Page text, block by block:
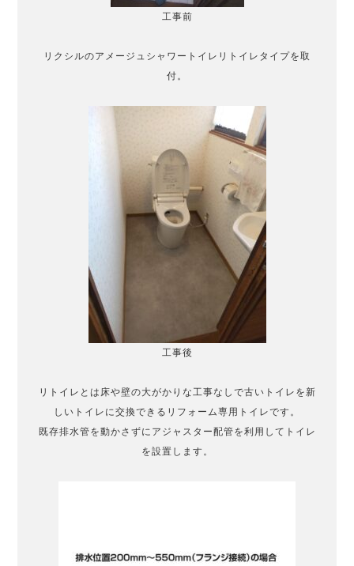
工事前
リクシルのアメージュシャワートイレリトイレタイプを取
付。
工事後
リトイレとは床や壁の大がかりな工事なしで古いトイレを新
しいトイレに交換できるリフォーム専用トイレです。
既存排水管を動かさずにアジャスター配管を利用してトイレ
を設置します。